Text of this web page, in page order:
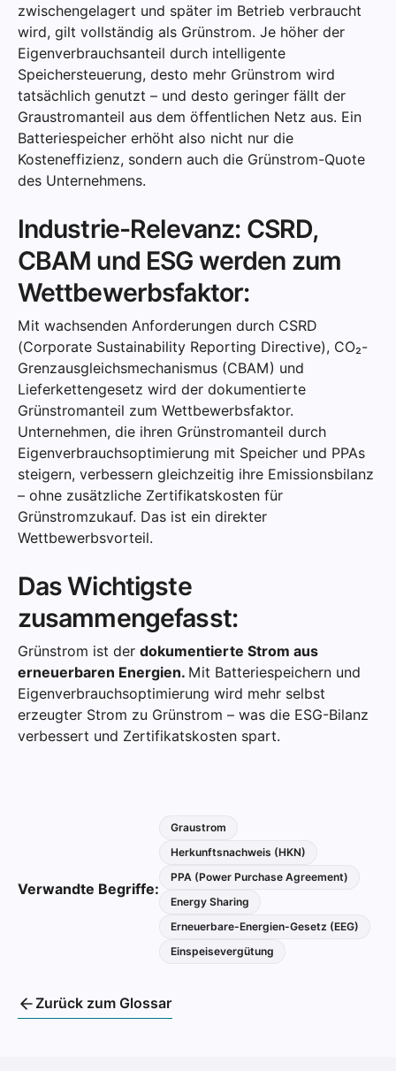
zwischengelagert und später im Betrieb verbraucht
wird, gilt vollständig als Grünstrom. Je höher der
Eigenverbrauchsanteil durch intelligente
Speichersteuerung, desto mehr Grünstrom wird
tatsächlich genutzt – und desto geringer fällt der
Graustromanteil aus dem öffentlichen Netz aus. Ein
Batteriespeicher erhöht also nicht nur die
Kosteneffizienz, sondern auch die Grünstrom-Quote
des Unternehmens.
Industrie-Relevanz: CSRD,
CBAM und ESG werden zum
Wettbewerbsfaktor:
Mit wachsenden Anforderungen durch CSRD
(Corporate Sustainability Reporting Directive), CO₂-
Grenzausgleichsmechanismus (CBAM) und
Lieferkettengesetz wird der dokumentierte
Grünstromanteil zum Wettbewerbsfaktor.
Unternehmen, die ihren Grünstromanteil durch
Eigenverbrauchsoptimierung mit Speicher und PPAs
steigern, verbessern gleichzeitig ihre Emissionsbilanz
– ohne zusätzliche Zertifikatskosten für
Grünstromzukauf. Das ist ein direkter
Wettbewerbsvorteil.
Das Wichtigste
zusammengefasst:
Grünstrom ist der dokumentierte Strom aus
erneuerbaren Energien. Mit Batteriespeichern und
Eigenverbrauchsoptimierung wird mehr selbst
erzeugter Strom zu Grünstrom – was die ESG-Bilanz
verbessert und Zertifikatskosten spart.
Verwandte Begriffe:
Graustrom
Herkunftsnachweis (HKN)
PPA (Power Purchase Agreement)
Energy Sharing
Erneuerbare-Energien-Gesetz (EEG)
Einspeisevergütung
Zurück zum Glossar